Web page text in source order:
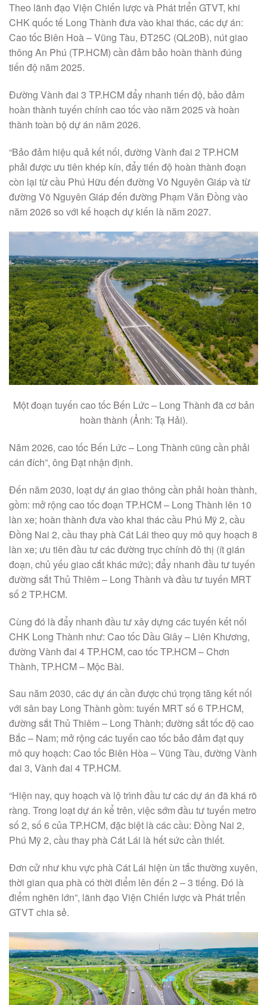
Theo lãnh đạo Viện Chiến lược và Phát triển GTVT, khi
CHK quốc tế Long Thành đưa vào khai thác, các dự án:
Cao tốc Biên Hoà – Vũng Tàu, ĐT25C (QL20B), nút giao
thông An Phú (TP.HCM) cần đảm bảo hoàn thành đúng
tiến độ năm 2025.
Đường Vành đai 3 TP.HCM đẩy nhanh tiến độ, bảo đảm
hoàn thành tuyến chính cao tốc vào năm 2025 và hoàn
thành toàn bộ dự án năm 2026.
“Bảo đảm hiệu quả kết nối, đường Vành đai 2 TP.HCM
phải được ưu tiên khép kín, đẩy tiến độ hoàn thành đoạn
còn lại từ cầu Phú Hữu đến đường Võ Nguyên Giáp và từ
đường Võ Nguyên Giáp đến đường Phạm Văn Đồng vào
năm 2026 so với kế hoạch dự kiến là năm 2027.
Một đoạn tuyến cao tốc Bến Lức – Long Thành đã cơ bản
hoàn thành (Ảnh: Tạ Hải).
Năm 2026, cao tốc Bến Lức – Long Thành cũng cần phải
cán đích”, ông Đạt nhận định.
Đến năm 2030, loạt dự án giao thông cần phải hoàn thành,
gồm: mở rộng cao tốc đoạn TP.HCM – Long Thành lên 10
làn xe; hoàn thành đưa vào khai thác cầu Phú Mỹ 2, cầu
Đồng Nai 2, cầu thay phà Cát Lái theo quy mô quy hoạch 8
làn xe; ưu tiên đầu tư các đường trục chính đô thị (ít gián
đoạn, chủ yếu giao cắt khác mức); đẩy nhanh đầu tư tuyến
đường sắt Thủ Thiêm – Long Thành và đầu tư tuyến MRT
số 2 TP.HCM.
Cùng đó là đẩy nhanh đầu tư xây dựng các tuyến kết nối
CHK Long Thành như: Cao tốc Dầu Giây – Liên Khương,
đường Vành đai 4 TP.HCM, cao tốc TP.HCM – Chơn
Thành, TP.HCM – Mộc Bài.
Sau năm 2030, các dự án cần được chú trọng tăng kết nối
với sân bay Long Thành gồm: tuyến MRT số 6 TP.HCM,
đường sắt Thủ Thiêm – Long Thành; đường sắt tốc độ cao
Bắc – Nam; mở rộng các tuyến cao tốc bảo đảm đạt quy
mô quy hoạch: Cao tốc Biên Hòa – Vũng Tàu, đường Vành
đai 3, Vành đai 4 TP.HCM.
“Hiện nay, quy hoạch và lộ trình đầu tư các dự án đã khá rõ
ràng. Trong loạt dự án kể trên, việc sớm đầu tư tuyến metro
số 2, số 6 của TP.HCM, đặc biệt là các cầu: Đồng Nai 2,
Phú Mỹ 2, cầu thay phà Cát Lái là hết sức cần thiết.
Đơn cử như khu vực phà Cát Lái hiện ùn tắc thường xuyên,
thời gian qua phà có thời điểm lên đến 2 – 3 tiếng. Đó là
điểm nghẽn lớn”, lãnh đạo Viện Chiến lược và Phát triển
GTVT chia sẻ.